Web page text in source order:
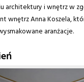
architektury i wnętrz w
wnętrz Anna Koszela,
aranżacje.